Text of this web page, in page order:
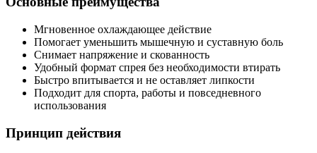
Мгновенное охлаждающее действие
Помогает уменьшить мышечную и суставную боль
Снимает напряжение и скованность
Удобный формат спрея без необходимости втирать
Быстро впитывается и не оставляет липкости
Подходит для спорта, работы и повседневного
использования
Принцип действия